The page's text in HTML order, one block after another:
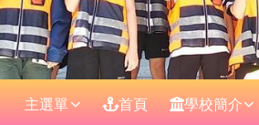
主選單 首頁 學校簡介